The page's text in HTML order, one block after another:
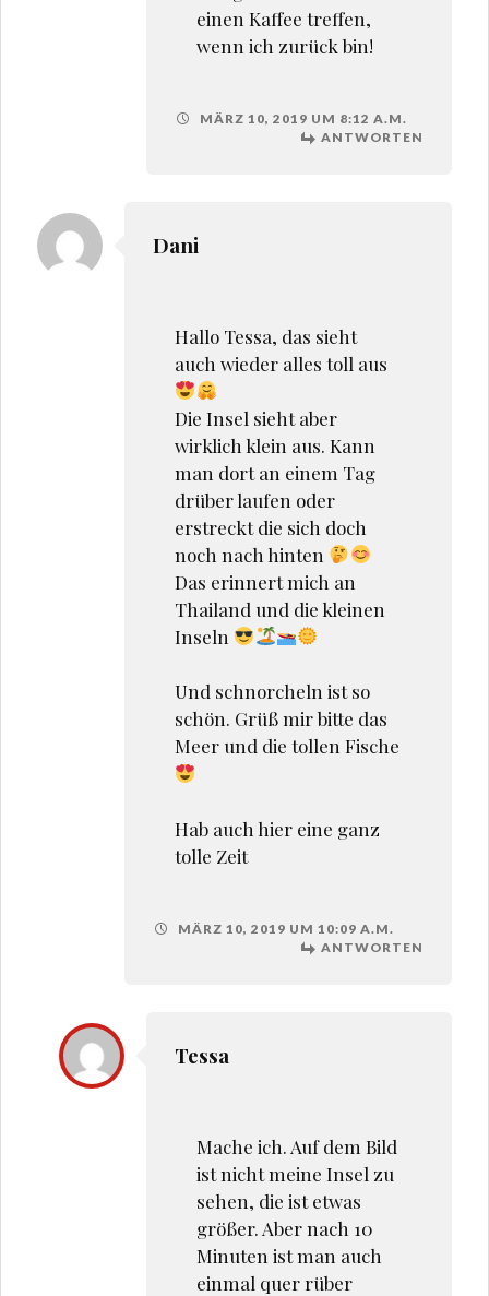
einen Kaffee treffen,
wenn ich zurück bin!
MÄRZ 10, 2019 UM 8:12 A.M.
ANTWORTEN
Dani
Hallo Tessa, das sieht
auch wieder alles toll aus
Die Insel sieht aber
wirklich klein aus. Kann
man dort an einem Tag
drüber laufen oder
erstreckt die sich doch
noch nach hinten
Das erinnert mich an
Thailand und die kleinen
Inseln
Und schnorcheln ist so
schön. Grüß mir bitte das
Meer und die tollen Fische
Hab auch hier eine ganz
tolle Zeit
MÄRZ 10, 2019 UM 10:09 A.M.
ANTWORTEN
Tessa
Mache ich. Auf dem Bild
ist nicht meine Insel zu
sehen, die ist etwas
größer. Aber nach 10
Minuten ist man auch
einmal quer rüber